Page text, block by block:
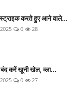
स्ट्राइक करते हुए आने वाले...
0 28
करें खूनी खेल, व्ला...
0 27